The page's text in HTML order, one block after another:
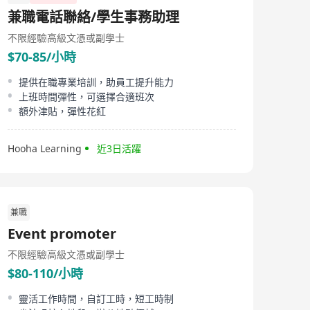
兼職電話聯絡/學生事務助理
不限經驗高級文憑或副學士
$70-85/小時
提供在職專業培訓，助員工提升能力
上班時間彈性，可選擇合適班次
額外津貼，彈性花紅
Hooha Learning 近3日活躍
兼職
Event promoter
不限經驗高級文憑或副學士
$80-110/小時
靈活工作時間，自訂工時，短工時制